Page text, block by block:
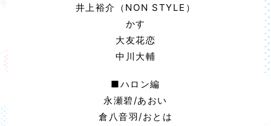
井上裕介（NON STYLE）
かす
大友花恋
中川大輔
■ハロン編
永瀬碧/あおい
倉八音羽/おとは